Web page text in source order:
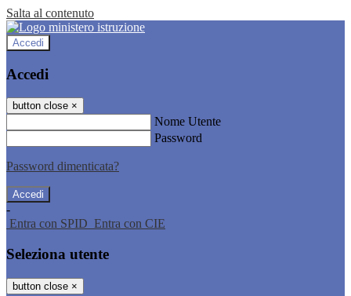
Salta al contenuto
Accedi
Accedi
button close ×
Nome Utente
Password
Password dimenticata?
-
Entra con SPID Entra con CIE
Seleziona utente
button close ×